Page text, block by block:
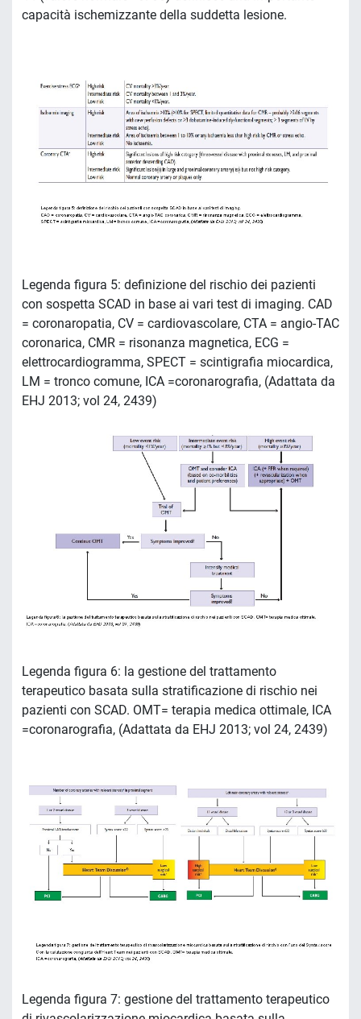
capacità ischemizzante della suddetta lesione.
Legenda figura 5: definizione del rischio dei pazienti
con sospetta SCAD in base ai vari test di imaging. CAD
= coronaropatia, CV = cardiovascolare, CTA = angio-TAC
coronarica, CMR = risonanza magnetica, ECG =
elettrocardiogramma, SPECT = scintigrafia miocardica,
LM = tronco comune, ICA =coronarografia, (Adattata da
EHJ 2013; vol 24, 2439)
Legenda figura 6: la gestione del trattamento
terapeutico basata sulla stratificazione di rischio nei
pazienti con SCAD. OMT= terapia medica ottimale, ICA
=coronarografia, (Adattata da EHJ 2013; vol 24, 2439)
Legenda figura 7: gestione del trattamento terapeutico